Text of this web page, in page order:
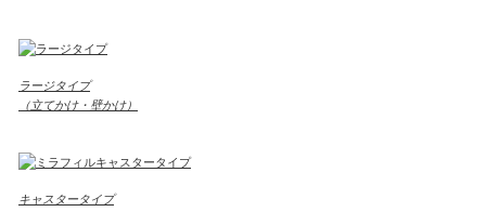
ラージタイプ
（立てかけ・壁かけ）
キャスタータイプ